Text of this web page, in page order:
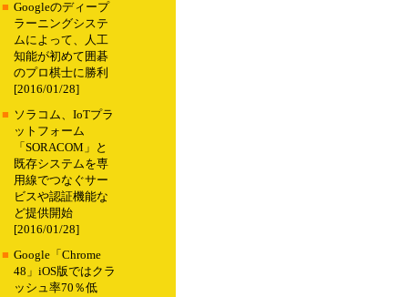
■ Googleのディープ
ラーニングシステ
ムによって、人工
知能が初めて囲碁
のプロ棋士に勝利
[2016/01/28]
■ ソラコム、IoTプラ
ットフォーム
「SORACOM」と
既存システムを専
用線でつなぐサー
ビスや認証機能な
ど提供開始
[2016/01/28]
■ Google「Chrome
48」iOS版ではクラ
ッシュ率70％低